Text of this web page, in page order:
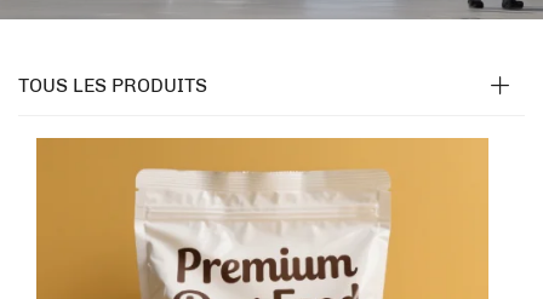
TOUS LES PRODUITS